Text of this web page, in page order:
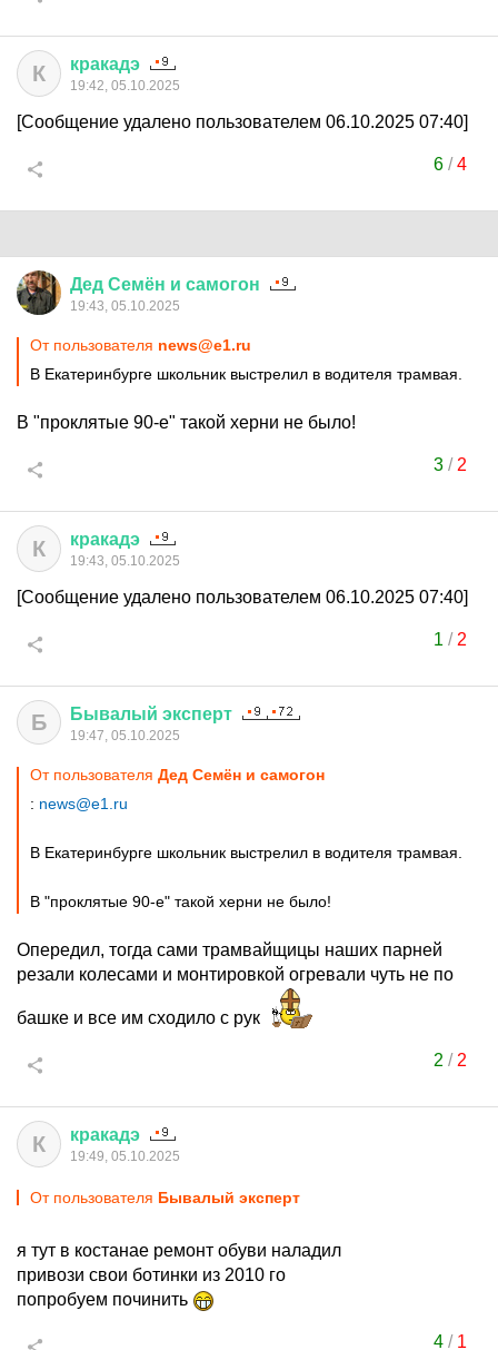
К кракадэ
19:42, 05.10.2025
[Сообщение удалено пользователем 06.10.2025 07:40]
6/4
Дед Семён и самогон
19:43, 05.10.2025
От пользователя news@e1.ru
В Екатеринбурге школьник выстрелил в водителя трамвая.
В "проклятые 90-е" такой херни не было!
3/ 2
К кракадэ
19:43, 05.10.2025
[Сообщение удалено пользователем 06.10.2025 07:40]
1 / 2
Б Бывалый эксперт
19:47, 05.10.2025
От пользователя Дед Семён и самогон
: news@e1.ru
В Екатеринбурге школьник выстрелил в водителя трамвая.
В "проклятые 90-е" такой херни не было!
Опередил, тогда сами трамвайщицы наших парней
резали колесами и монтировкой огревали чуть не по
башке и все им сходило с рук
2 / 2
К кракадэ
19:49, 05.10.2025
От пользователя Бывалый эксперт
я тут в костанае ремонт обуви наладил
привози свои ботинки из 2010 го
попробуем починить
4/ 1